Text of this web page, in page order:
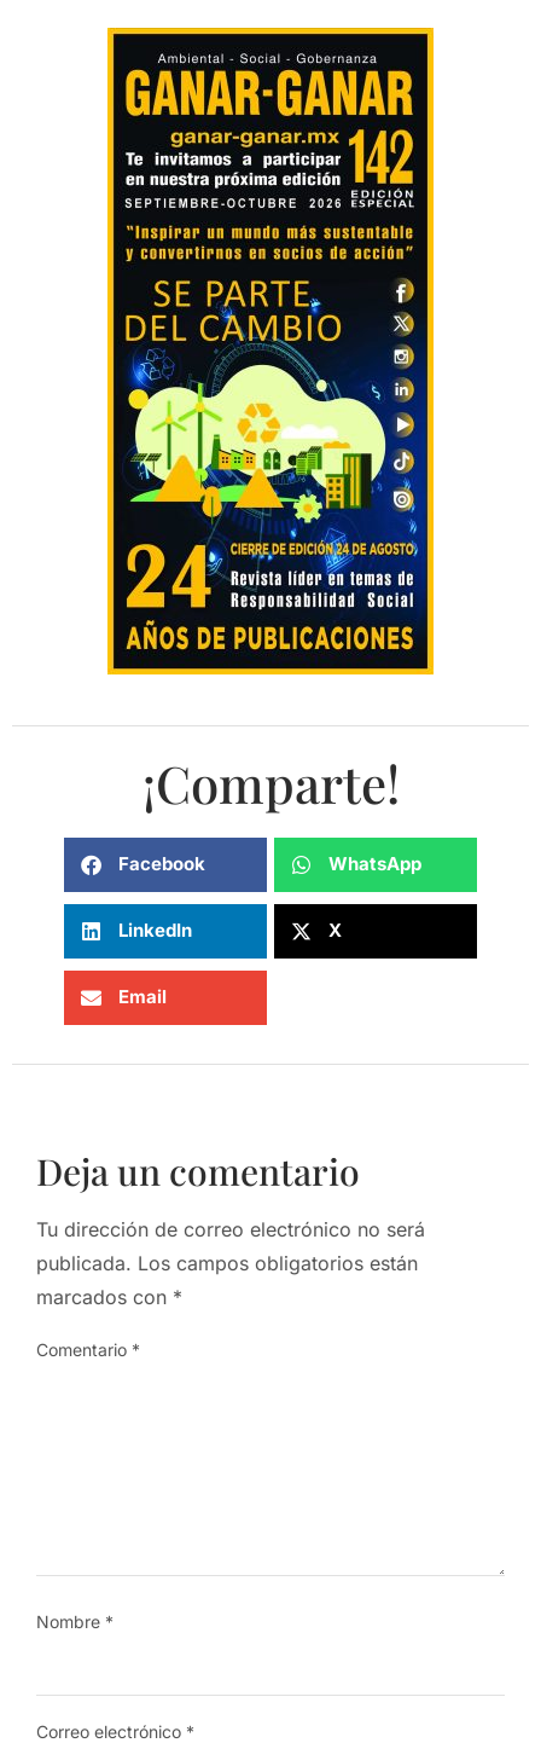
¡Comparte!
Facebook WhatsApp
LinkedIn X
Email
Deja un comentario
Tu dirección de correo electrónico no será
publicada. Los campos obligatorios están
marcados con *
Comentario *
Nombre *
Correo electrónico *